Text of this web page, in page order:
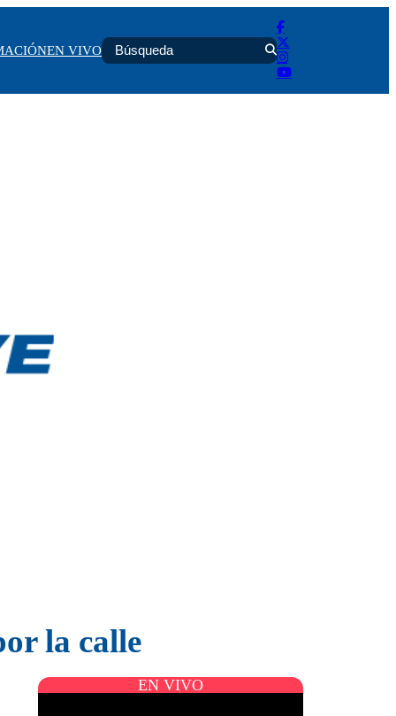
EN VIVO
la calle
EN VIVO